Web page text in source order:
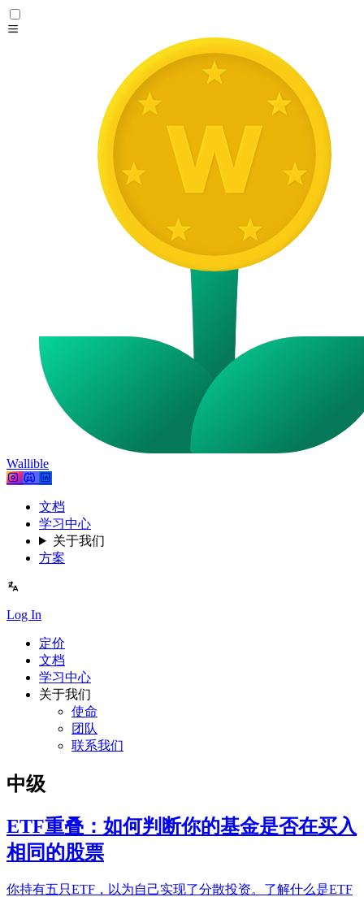
Wallible
文档
学习中心
关于我们
方案
Log In
定价
文档
学习中心
关于我们
使命
团队
联系我们
中级
ETF重叠：如何判断你的基金是否在买入
相同的股票
你持有五只ETF，以为自己实现了分散投资。了解什么是ETF